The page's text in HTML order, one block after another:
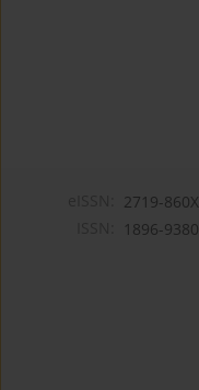
2719-860X
1896-9380